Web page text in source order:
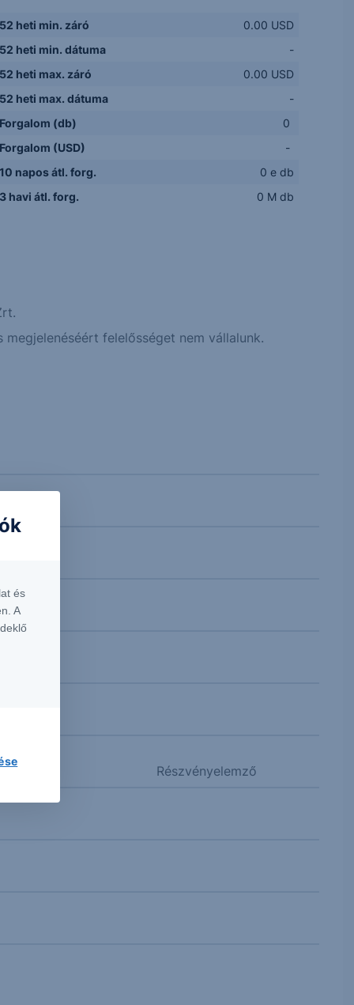
52 heti min. záró
0.00 USD
52 heti min. dátuma
-
52 heti max. záró
0.00 USD
52 heti max. dátuma
-
Forgalom (db)
0
Forgalom (USD)
-
10 napos átl. forg.
0 e db
3 havi átl. forg.
0 M db
felelősséget nem vállalunk.
Részvényelemző
és
A